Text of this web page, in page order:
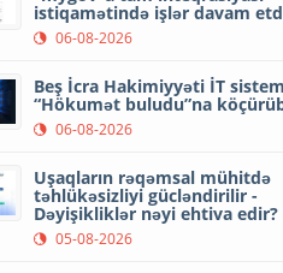
istiqamətində işlər davam
06-08-2026
Beş İcra Hakimiyyəti İT
“Hökumət buludu”na
06-08-2026
Uşaqların rəqəmsal mühitdə
təhlükəsizliyi gücləndirilir -
Dəyişikliklər nəyi ehtiva edir?
05-08-2026